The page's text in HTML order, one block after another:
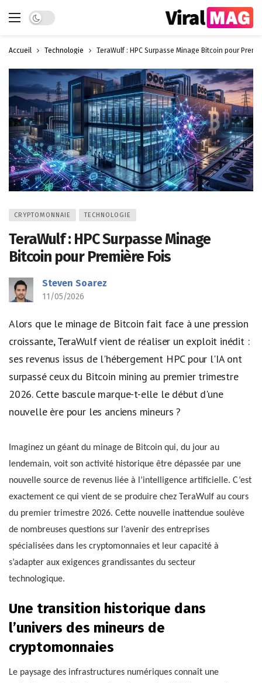
Dark mode
Accueil Technologie TeraWulf : HPC Surpasse Minage Bitcoin pour
CRYPTOMONNAIE TECHNOLOGIE
TeraWulf : HPC Surpasse Minage
Bitcoin pour Première Fois
Steven Soarez
11/05/2026
Alors que le minage de Bitcoin fait face à une pression
croissante, TeraWulf vient de réaliser un exploit inédit :
ses revenus issus de l'hébergement HPC pour l'IA ont
surpassé ceux du Bitcoin mining au premier trimestre
2026. Cette bascule marque-t-elle le début d'une
nouvelle ère pour les anciens mineurs ?
Imaginez un géant du minage de Bitcoin qui, du jour au
lendemain, voit son activité historique être dépassée par une
nouvelle source de revenus liée à l’intelligence artificielle. C’est
exactement ce qui vient de se produire chez TeraWulf au cours
du premier trimestre 2026. Cette nouvelle inattendue soulève
de nombreuses questions sur l’avenir des entreprises
spécialisées dans les cryptomonnaies et leur capacité à
s’adapter aux exigences grandissantes du secteur
technologique.
Une transition historique dans
l’univers des mineurs de
cryptomonnaies
Le paysage des infrastructures numériques connaît une